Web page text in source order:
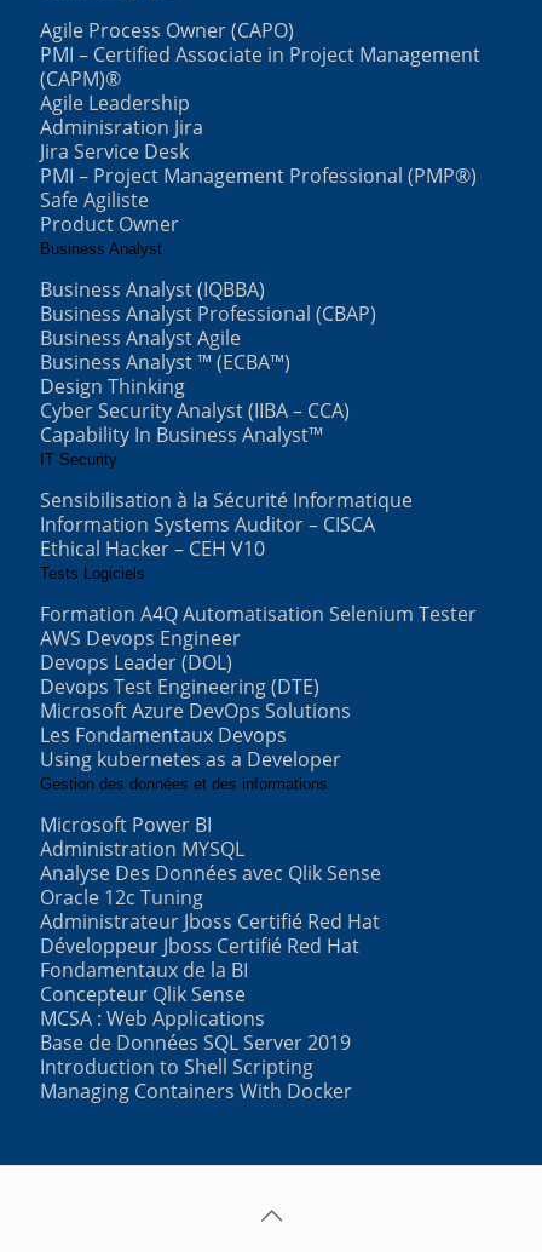
Agile Process Owner (CAPO)
PMI – Certified Associate in Project Management
(CAPM)®
Agile Leadership
Adminisration Jira
Jira Service Desk
PMI – Project Management Professional (PMP®)
Safe Agiliste
Product Owner
Business Analyst
Business Analyst (IQBBA)
Business Analyst Professional (CBAP)
Business Analyst Agile
Business Analyst ™ (ECBA™)
Design Thinking
Cyber Security Analyst (IIBA – CCA)
Capability In Business Analyst™
IT Security
Sensibilisation à la Sécurité Informatique
Information Systems Auditor – CISCA
Ethical Hacker – CEH V10
Tests Logiciels
Formation A4Q Automatisation Selenium Tester
AWS Devops Engineer
Devops Leader (DOL)
Devops Test Engineering (DTE)
Microsoft Azure DevOps Solutions
Les Fondamentaux Devops
Using kubernetes as a Developer
Gestion des données et des informations
Microsoft Power BI
Administration MYSQL
Analyse Des Données avec Qlik Sense
Oracle 12c Tuning
Administrateur Jboss Certifié Red Hat
Développeur Jboss Certifié Red Hat
Fondamentaux de la BI
Concepteur Qlik Sense
MCSA : Web Applications
Base de Données SQL Server 2019
Introduction to Shell Scripting
Managing Containers With Docker